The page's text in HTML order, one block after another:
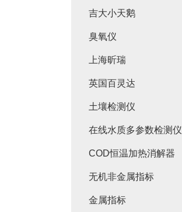
吉大小天鹅
臭氧仪
上海昕瑞
英国百灵达
土壤检测仪
在线水质多参数检测仪
COD恒温加热消解器
无机非金属指标
金属指标